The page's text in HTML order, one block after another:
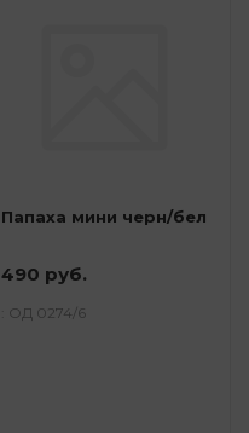
Папаха мини черн/бел
490 руб.
: ОД 0274/6